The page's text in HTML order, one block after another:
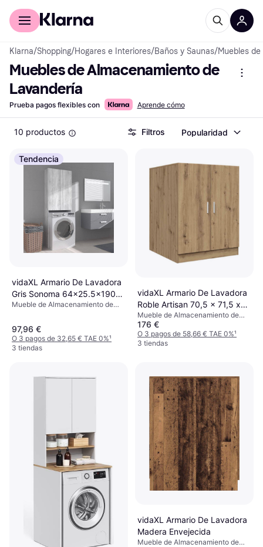
Comprar con Klarna
Klarna/Shopping/Hogares e Interiores/Baños y Saunas/Muebles
Muebles de Almacenamiento de
Lavandería
Prueba pagos flexibles con Aprende cómo
10 productos Filtros Popularidad
Tendencia
vidaXL Armario De Lavadora
Gris Sonoma 64x25.5x190
cm
Mueble de Almacenamiento de
97,96 €
O 3 pagos de 32,65 € TAE 0%¹
3 tiendas
vidaXL Armario De Lavadora
Roble Artisan 70,5 x 71,5 x
91,5 cm
Mueble de Almacenamiento de
Lavandería
176 €
O 3 pagos de 58,66 € TAE 0%¹
3 tiendas
vidaXL Armario De Lavadora
Madera Envejecida
Mueble de Almacenamiento de